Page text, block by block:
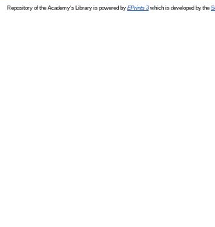
Repository of the Academy's Library is powered by EPrints 3which is developed by the